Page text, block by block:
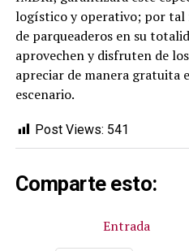
logístico y operativo; por tal
de parqueaderos en su
aprovechen y disfruten de
apreciar de manera gratuita
escenario.
Post Views: 541
Comparte esto:
Entrada